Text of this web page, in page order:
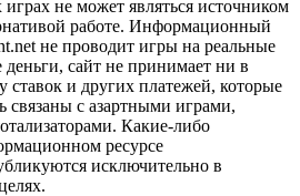
играх не может являться источником
работе. Информационный
не проводит игры на реальные
сайт не принимает ни в
ставок и других платежей, которые
связаны с азартными играми,
Какие-либо
ресурсе
исключительно в